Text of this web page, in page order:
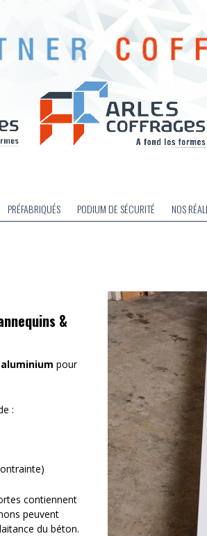
PRÉFABRIQUÉS PODIUM DE SÉCURITÉ NOS
&
pour
:
contiennent
peuvent
du béton.